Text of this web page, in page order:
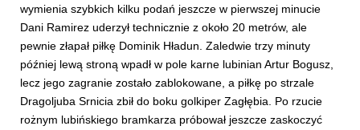
wymienia szybkich kilku podań jeszcze w pierwszej minucie
Dani Ramirez uderzył technicznie z około 20 metrów, ale
pewnie złapał piłkę Dominik Hładun. Zaledwie trzy minuty
później lewą stroną wpadł w pole karne lubinian Artur Bogusz,
lecz jego zagranie zostało zablokowane, a piłkę po strzale
Dragoljuba Srnicia zbił do boku golkiper Zagłębia. Po rzucie
rożnym lubińskiego bramkarza próbował jeszcze zaskoczyć